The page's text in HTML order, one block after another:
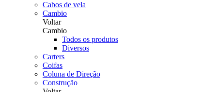
Cabos de vela
Cambio
Voltar
Cambio
Todos os produtos
Diversos
Carters
Coifas
Coluna de Direção
Construção